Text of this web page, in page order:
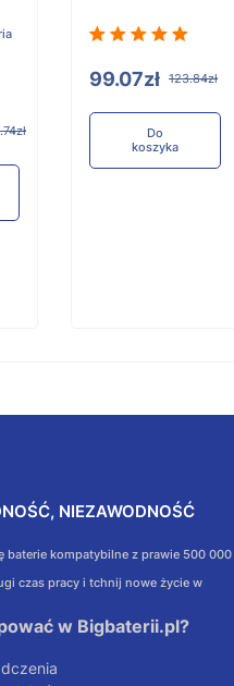
99.07zł 123.84zł
Do
koszyka
NIEZAWODNOŚĆ
baterie kompatybilne z prawie 500 000
czas pracy i tchnij nowe życie w
w Bigbaterii.pl?